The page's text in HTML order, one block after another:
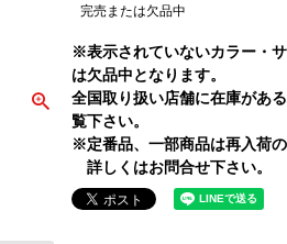
完売または欠品中
※表示されていないカラー・
は欠品中となります。
全国取り扱い店舗に在庫があ
覧下さい。
※定番品、一部商品は再入荷の
詳しくはお問合せ下さい。